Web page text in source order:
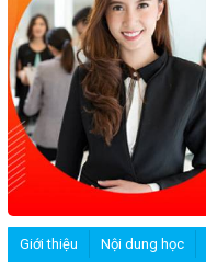
Giới thiệu Nội dung học